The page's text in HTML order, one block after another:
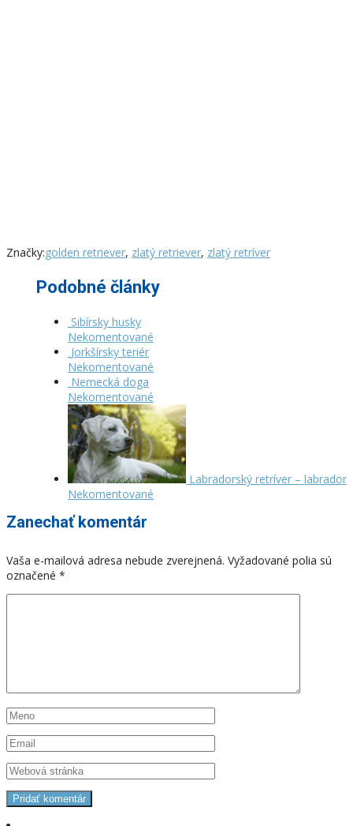
Značky:golden retriever, zlatý retriever, zlatý retríver
Podobné články
Sibírsky husky
Nekomentované
Jorkšírsky teriér
Nekomentované
Nemecká doga
Nekomentované
Labradorský retríver – labrador
Nekomentované
Zanechať komentár
Vaša e-mailová adresa nebude zverejnená. Vyžadované polia sú
označené *